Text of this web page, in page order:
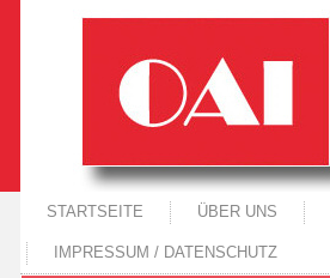
STARTSEITE ÜBER UNS
IMPRESSUM / DATENSCHUTZ